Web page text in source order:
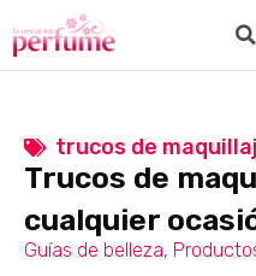
trucos de
Trucos de
cualquier
Guías de belleza,